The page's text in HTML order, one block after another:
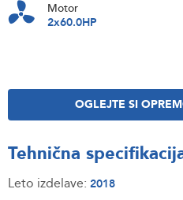
Motor
2x60.0HP
OGLEJTE SI
Tehnična
Leto izdelave: 2018